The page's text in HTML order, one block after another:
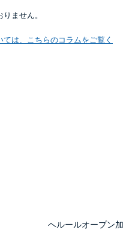
ません。
は、こちらのコラムをご覧く
ヘルールオープン加